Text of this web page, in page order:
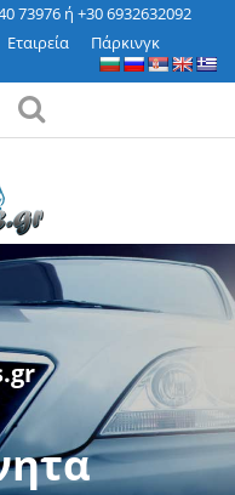
73976 ή +30 6932632092
Εταιρεία
Πάρκινγκ